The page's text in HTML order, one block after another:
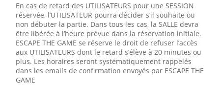
En cas de retard des UTILISATEURS pour une SESSION
réservée, l’UTILISATEUR pourra décider s’il souhaite ou
non débuter la partie. Dans tous les cas, la SALLE devra
être libérée à l’heure prévue dans la réservation initiale.
ESCAPE THE GAME se réserve le droit de refuser l’accès
aux UTILISATEURS dont le retard s’élève à 20 minutes ou
plus. Les horaires seront systématiquement rappelés
dans les emails de confirmation envoyés par ESCAPE THE
GAME